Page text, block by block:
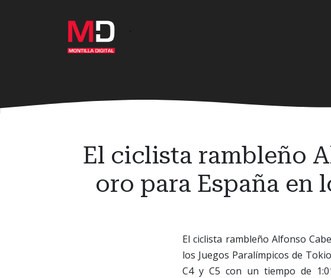
El ciclista rambleño
oro para España en
El ciclista rambleño Alfonso
los Juegos Paralímpicos de
C4 y C5 con un tiempo de